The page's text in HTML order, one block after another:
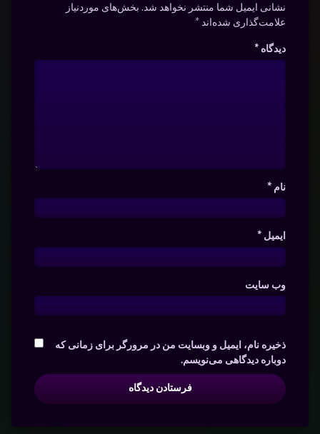
نشانی ایمیل شما منتشر نخواهد شد. بخش‌های موردنیاز
علامت‌گذاری شده‌اند*
دیدگاه *
نام *
ایمیل *
وب‌ سایت
ذخیره نام، ایمیل و وبسایت من در مرورگر برای زمانی که
دوباره دیدگاهی می‌نویسم.